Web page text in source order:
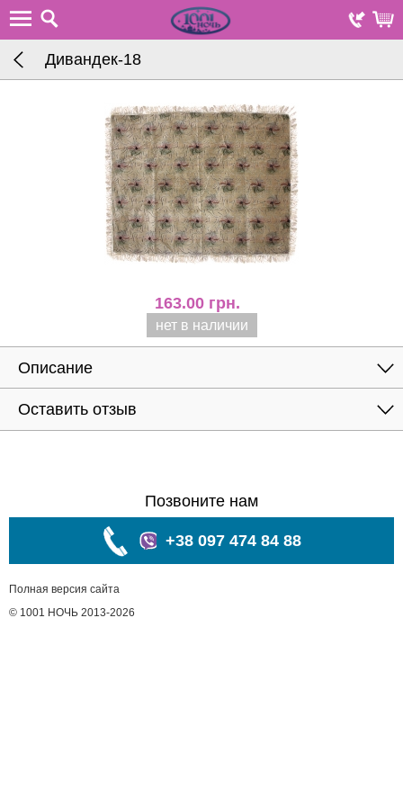
Дивандек-18
163.00 грн.
нет в наличии
Описание
Оставить отзыв
Позвоните нам
+38 097 474 84 88
Полная версия сайта
© 1001 НОЧЬ 2013-2026